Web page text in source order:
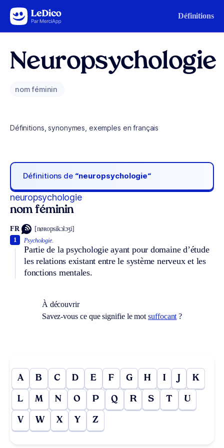
Aller au contenu Définitions
Neuropsychologie
nom féminin
Définitions, synonymes, exemples en français
Définitions de “neuropsychologie“
neuropsychologie
nom féminin
FR [nøʀopsikɔlɔʒi]
Psychologie.
Partie de la psychologie ayant pour domaine d’étude
les relations existant entre le système nerveux et les
fonctions mentales.
1
À découvrir
Savez-vous ce que signifie le motsuffocant ?
A B C D E F G H I J K
L M N O P Q R S T U
V W X Y Z